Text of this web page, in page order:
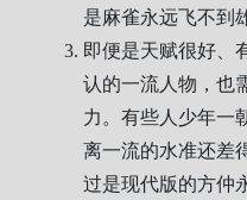
是麻雀永远飞不到
即便是天赋很好、
认的一流人物，也
力。有些人少年一
离一流的水准还差
过是现代版的方仲